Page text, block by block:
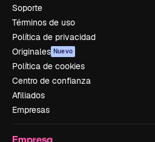
Soporte
Términos de uso
Política de privacidad
Originales Nuevo
Política de cookies
Centro de confianza
Afiliados
Empresas
Empresa